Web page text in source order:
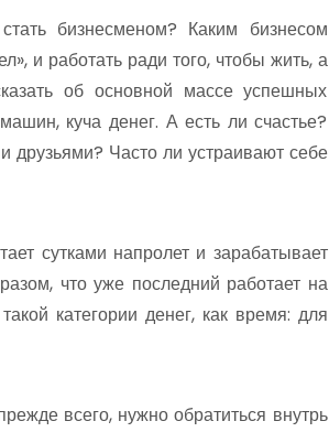
бизнесменом? Каким бизнесом
и работать ради того, чтобы жить, а
об основной массе успешных
куча денег. А есть ли счастье?
Часто ли устраивают себе
сутками напролет и зарабатывает
что уже последний работает на
категории денег, как время: для
всего, нужно обратиться внутрь